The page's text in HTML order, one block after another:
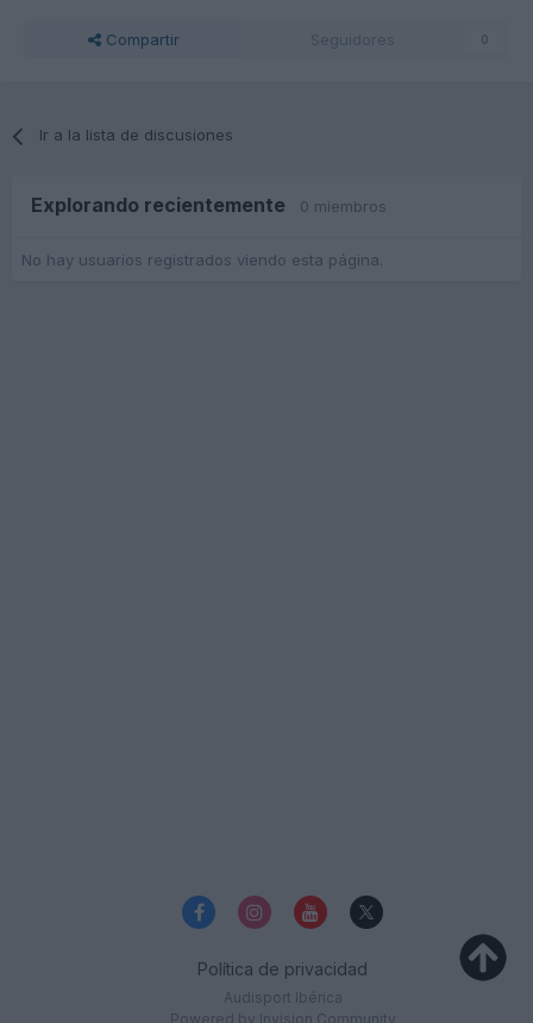
Compartir Seguidores 0
Ir a la lista de discusiones
Explorando recientemente 0 miembros
No hay usuarios registrados viendo esta página.
Política de privacidad
Audisport Ibérica
Powered by Invision Community